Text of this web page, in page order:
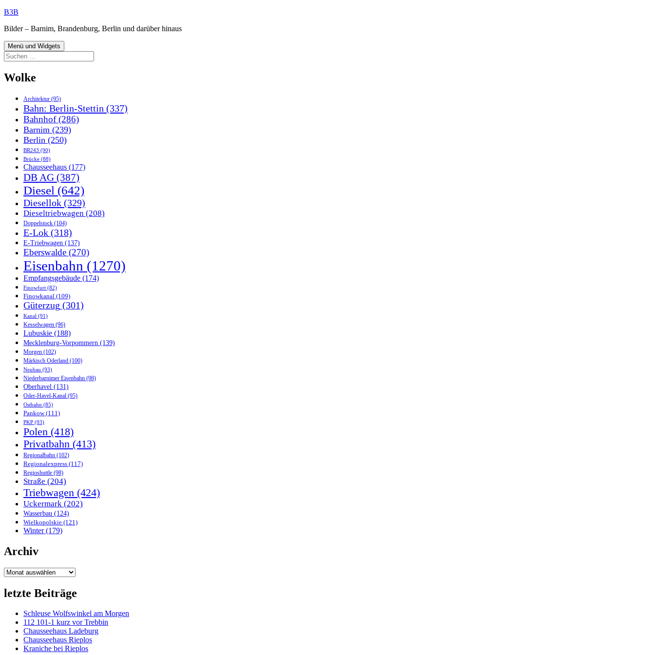
Zum
springen
B3B
Bilder – Barnim, Brandenburg, Berlin und darüber hinaus
Menü und Widgets
Suchen
nach:
Wolke
Architektur (95)
Bahn: Berlin-Stettin (337)
Bahnhof(286)
Barnim (239)
Berlin (250)
BR243 (90)
Brücke (88)
Chausseehaus (177)
DB AG (387)
Diesel (642)
Diesellok (329)
Dieseltriebwagen (208)
Doppelstock (104)
E-Lok (318)
E-Triebwagen (137)
Eberswalde (270)
Eisenbahn (1270)
Empfangsgebäude (174)
Finowfurt (82)
Finowkanal (109)
Güterzug (301)
Kanal (91)
Kesselwagen (96)
Lubuskie (188)
Mecklenburg-Vorpommern (139)
Morgen (102)
Märkisch Oderland (100)
Neubau (93)
Niederbarnimer Eisenbahn (98)
Oberhavel (131)
Oder-Havel-Kanal (95)
Ostbahn (85)
Pankow(111)
PKP (93)
Polen (418)
Privatbahn (413)
Regionalbahn (102)
Regionalexpress (117)
Regioshuttle (98)
Straße (204)
Triebwagen (424)
Uckermark (202)
Wasserbau (124)
Wielkopolskie (121)
Winter(179)
Archiv
Archiv
letzte Beiträge
Schleuse Wolfswinkel am Morgen
112 101-1 kurz vor Trebbin
Chausseehaus Ladeburg
Chausseehaus Rieplos
Kraniche bei Rieplos